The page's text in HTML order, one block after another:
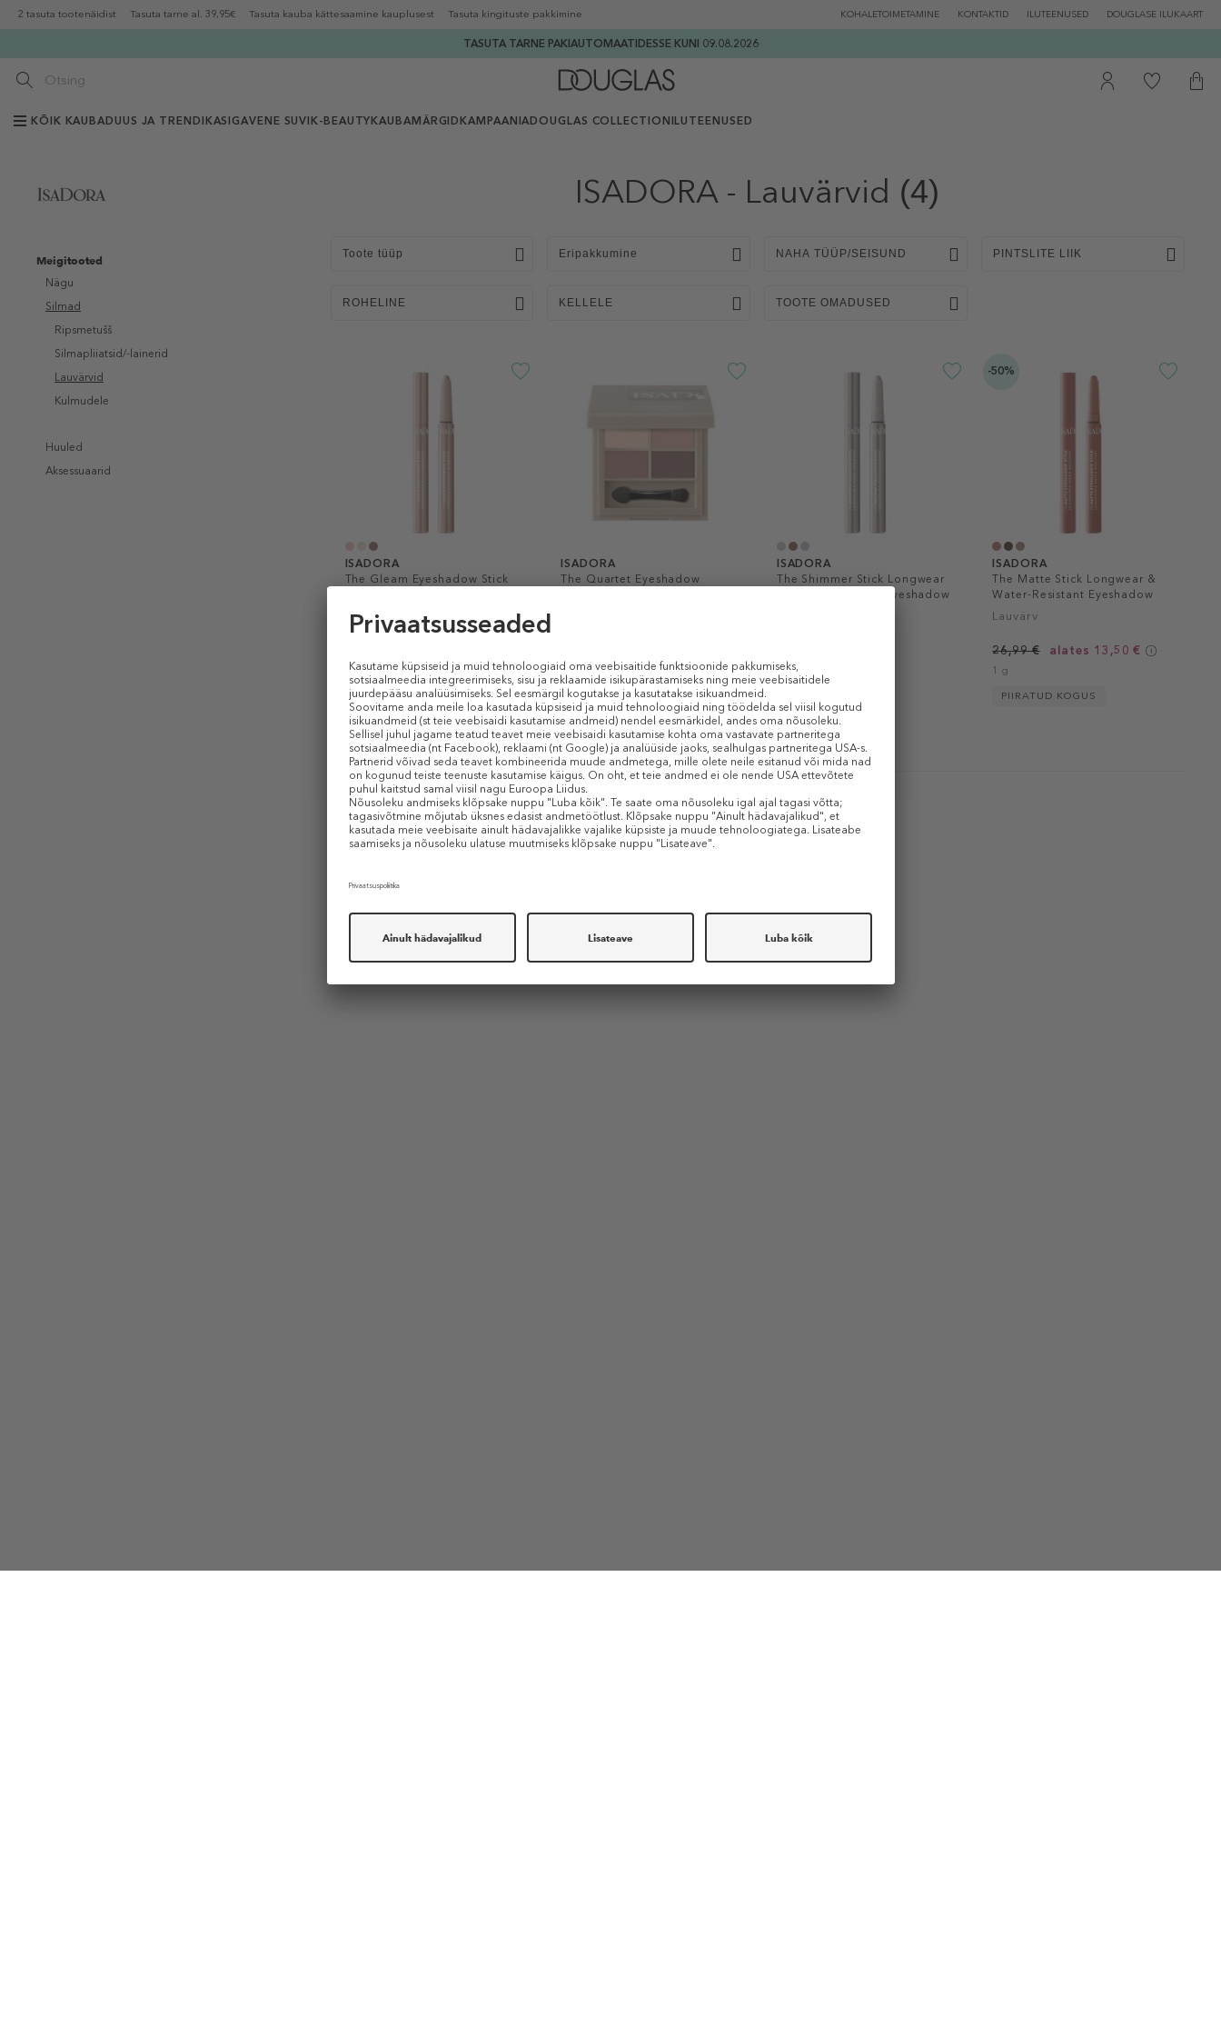
2 tasuta tootenäidist Tasuta tarne al. 39,95€ Tasuta kauba kättesaamine kauplusest Tasuta kingituste pakkimine KOHALETOIMETAMINE KONTAKTID ILUTEENUSED DOUGLASE ILUKAART
TASUTA TARNE PAKIAUTOMAATIDESSE KUNI 09.08.2026
KÕIK KAUBADUUS JA TRENDIKAS IGAVENE SUVI K-BEAUTY KAUBAMÄRGID KAMPAANIADOUGLAS COLLECTION ILUTEENUSED
Meigitooted
Nägu
Silmad
Ripsmetušš
Silmapliiatsid/-lainerid
Lauvärvid
Kulmudele
Huuled
Aksessuaarid
ISADORA - Lauvärvid (4)
Toote tüüp Eripakkumine NAHA TÜÜP/SEISUND PINTSLITE LIIK
ROHELINE KELLELE TOOTE OMADUSED
ISADORA
The Gleam Eyeshadow Stick
Lauvärv
1 g
ISADORA
The Quartet Eyeshadow
3.5 g
PIIRATUD KOGUS
ISADORA
The Shimmer Stick Longwear
& Water-Resistant Eyeshadow
1 g
-50%
ISADORA
The Matte Stick Longwear &
Water-Resistant Eyeshadow
Lauvärv
26,99 € alates 13,50 €
1 g
PIIRATUD KOGUS